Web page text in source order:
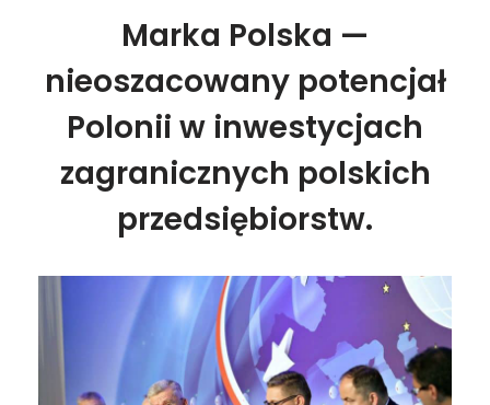
Marka Polska —
nieoszacowany potencjał
Polonii w inwestycjach
zagranicznych polskich
przedsiębiorstw.